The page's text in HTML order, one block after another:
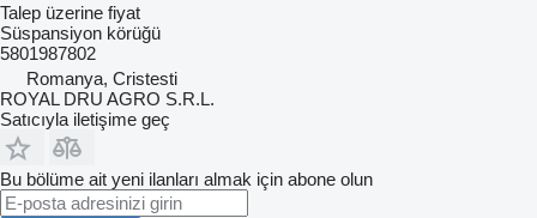
Talep üzerine fiyat
Süspansiyon körüğü
5801987802
Romanya, Cristesti
ROYAL DRU AGRO S.R.L.
Satıcıyla iletişime geç
Bu bölüme ait yeni ilanları almak için abone olun